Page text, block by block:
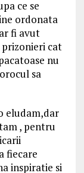
ce se
ordonata
fi avut
cat
nu
sa
eludam,dar
, pentru
fiecare
inspiratie si